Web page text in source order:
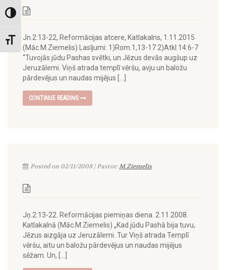
Toggle High Contrast
Toggle Font size
Jn.2:13-22, Reformācijas atcere, Katlakalns, 1.11.2015
(Māc.M.Ziemelis) Lasījumi: 1)Rom.1,13-17 2)Atkl.14:6-7
“Tuvojās jūdu Pashas svētki, un Jēzus devās augšup uz
Jeruzālemi. Viņš atrada templī vēršu, avju un baložu
pārdevējus un naudas mijējus […]
CONTINUE READING
Posted on 02/11/2008 | Pastor:M.Ziemelis
Jņ.2:13-22. Reformācijas piemiņas diena. 2.11.2008.
Katlakalnā (Māc.M.Ziemelis) „Kad jūdu Pashā bija tuvu,
Jēzus aizgāja uz Jeruzālemi. Tur Viņš atrada Templī
vēršu, aitu un baložu pārdevējus un naudas mijējus
sēžam. Un, […]